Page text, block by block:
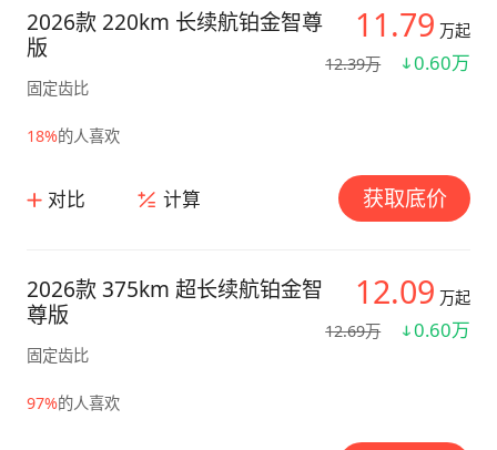
11.79 万起
12.39万
0.60万
2026款 220km 长续航铂金智尊
版
固定齿比
18%的人喜欢
对比 计算 获取底价
12.09 万起
12.69万
0.60万
2026款 375km 超长续航铂金智
尊版
固定齿比
97%的人喜欢